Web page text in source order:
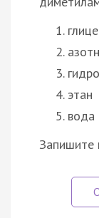
этан
вода
Запишите